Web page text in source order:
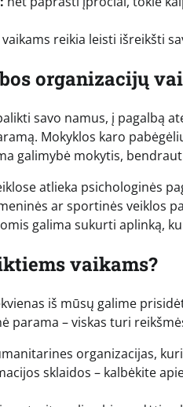
vaikams reikia leisti išreikšti
organizacijų
savo namus, į pagalbą
Mokyklos karo
galimybė mokytis,
atlieka psichologinės
ar sportinės veiklos
galima sukurti aplinką,
vaikams?
iš mūsų galime
parama – viskas turi
organizacijas,
sklaidos – kalbėkite